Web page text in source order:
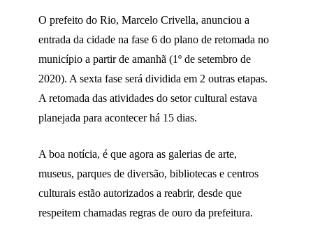
O prefeito do Rio, Marcelo Crivella, anunciou a
entrada da cidade na fase 6 do plano de retomada no
município a partir de amanhã (1º de setembro de
2020). A sexta fase será dividida em 2 outras etapas.
A retomada das atividades do setor cultural estava
planejada para acontecer há 15 dias.
A boa notícia, é que agora as galerias de arte,
museus, parques de diversão, bibliotecas e centros
culturais estão autorizados a reabrir, desde que
respeitem chamadas regras de ouro da prefeitura.